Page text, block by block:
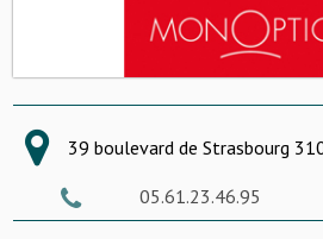
39 boulevard de Strasbourg
05.61.23.46.95